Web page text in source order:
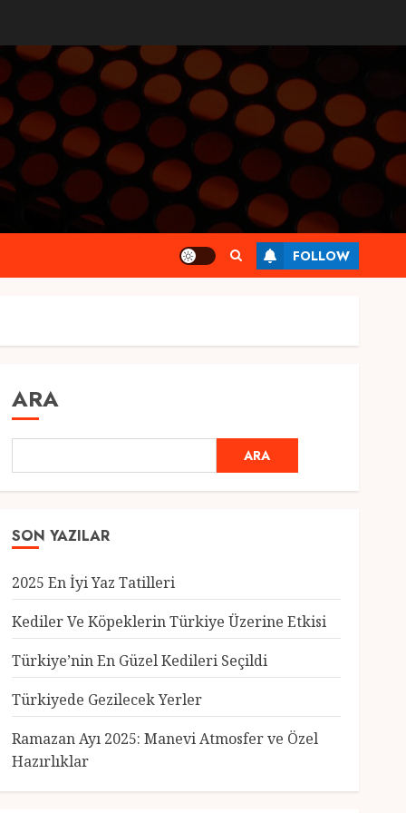
FOLLOW
ARA
ARA
SON YAZILAR
2025 En İyi Yaz Tatilleri
Kediler Ve Köpeklerin Türkiye Üzerine Etkisi
Türkiye’nin En Güzel Kedileri Seçildi
Türkiyede Gezilecek Yerler
Ramazan Ayı 2025: Manevi Atmosfer ve Özel
Hazırlıklar
3
Genel
Türkiye’nin En Güzel
Kedileri Seçildi